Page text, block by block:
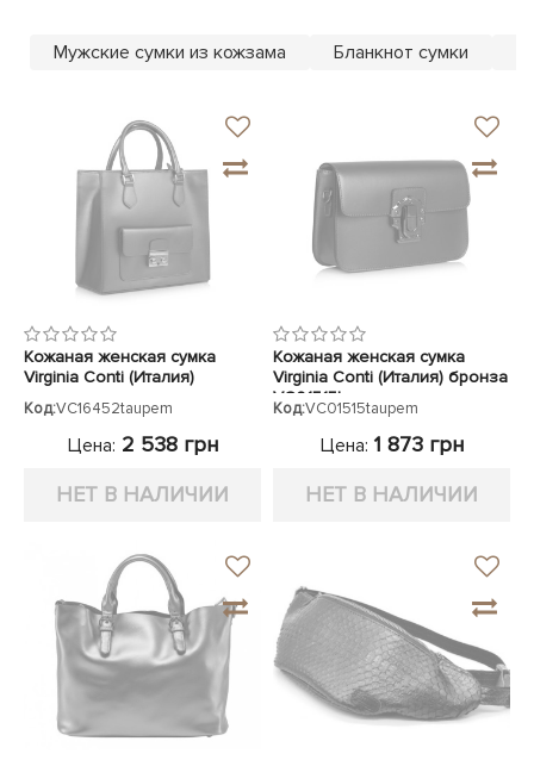
Показать все
Мужские сумки из кожзама Бланкнот сумки
Кожаная женская сумка
Virginia Conti (Италия)
Код:VC16452taupem
Цена: 2 538 грн
НЕТ В НАЛИЧИИ
Кожаная женская сумка
Virginia Conti (Италия) бронза
VC01515taupem
Код:VC01515taupem
Цена: 1 873 грн
НЕТ В НАЛИЧИИ